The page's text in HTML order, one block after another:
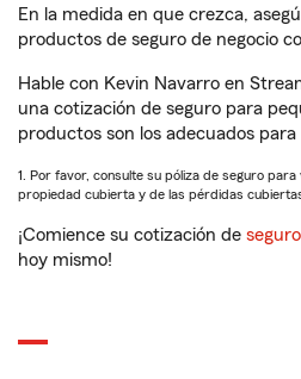
En la medida en que crezca,
productos de seguro de negocio
Hable con Kevin Navarro en
una cotización de seguro para
productos son los adecuados para
1. Por favor, consulte su póliza de seguro
propiedad cubierta y de las pérdidas
¡Comience su cotización de
hoy mismo!